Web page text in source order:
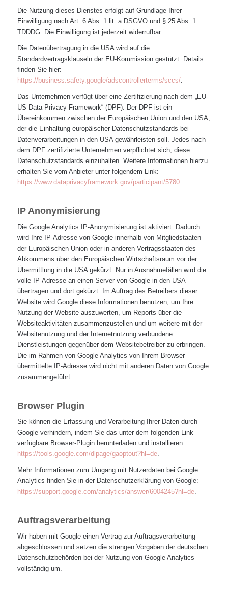
Die Nutzung dieses Dienstes erfolgt auf Grundlage Ihrer
Einwilligung nach Art. 6 Abs. 1 lit. a DSGVO und § 25 Abs. 1
TDDDG. Die Einwilligung ist jederzeit widerrufbar.
Die Datenübertragung in die USA wird auf die
Standardvertragsklauseln der EU-Kommission gestützt. Details
finden Sie hier:
https://business.safety.google/adscontrollerterms/sccs/.
Das Unternehmen verfügt über eine Zertifizierung nach dem „EU-
US Data Privacy Framework“ (DPF). Der DPF ist ein
Übereinkommen zwischen der Europäischen Union und den USA,
der die Einhaltung europäischer Datenschutzstandards bei
Datenverarbeitungen in den USA gewährleisten soll. Jedes nach
dem DPF zertifizierte Unternehmen verpflichtet sich, diese
Datenschutzstandards einzuhalten. Weitere Informationen hierzu
erhalten Sie vom Anbieter unter folgendem Link:
https://www.dataprivacyframework.gov/participant/5780.
IP Anonymisierung
Die Google Analytics IP-Anonymisierung ist aktiviert. Dadurch
wird Ihre IP-Adresse von Google innerhalb von Mitgliedstaaten
der Europäischen Union oder in anderen Vertragsstaaten des
Abkommens über den Europäischen Wirtschaftsraum vor der
Übermittlung in die USA gekürzt. Nur in Ausnahmefällen wird die
volle IP-Adresse an einen Server von Google in den USA
übertragen und dort gekürzt. Im Auftrag des Betreibers dieser
Website wird Google diese Informationen benutzen, um Ihre
Nutzung der Website auszuwerten, um Reports über die
Websiteaktivitäten zusammenzustellen und um weitere mit der
Websitenutzung und der Internetnutzung verbundene
Dienstleistungen gegenüber dem Websitebetreiber zu erbringen.
Die im Rahmen von Google Analytics von Ihrem Browser
übermittelte IP-Adresse wird nicht mit anderen Daten von Google
zusammengeführt.
Browser Plugin
Sie können die Erfassung und Verarbeitung Ihrer Daten durch
Google verhindern, indem Sie das unter dem folgenden Link
verfügbare Browser-Plugin herunterladen und installieren:
https://tools.google.com/dlpage/gaoptout?hl=de.
Mehr Informationen zum Umgang mit Nutzerdaten bei Google
Analytics finden Sie in der Datenschutzerklärung von Google:
https://support.google.com/analytics/answer/6004245?hl=de.
Auftragsverarbeitung
Wir haben mit Google einen Vertrag zur Auftragsverarbeitung
abgeschlossen und setzen die strengen Vorgaben der deutschen
Datenschutzbehörden bei der Nutzung von Google Analytics
vollständig um.